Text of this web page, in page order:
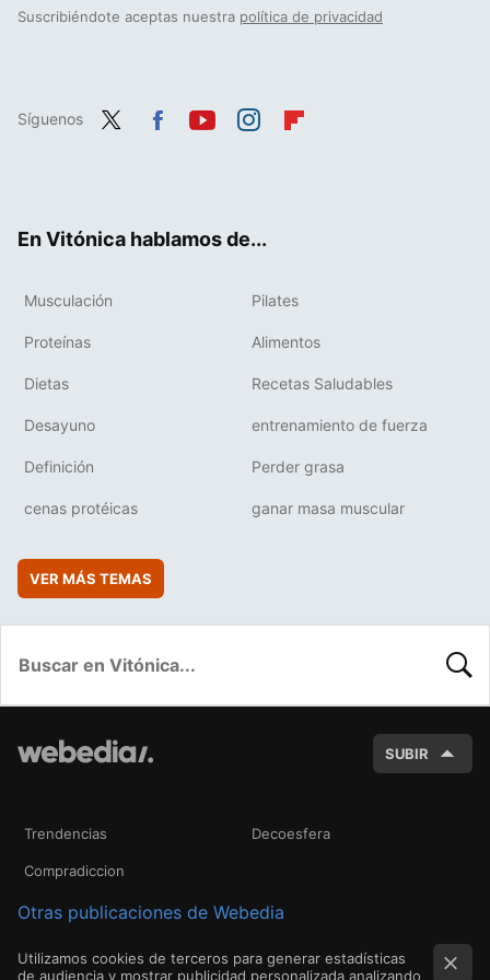
Suscribiéndote aceptas nuestra política de privacidad
Síguenos
En Vitónica hablamos de...
Musculación Pilates
Proteínas Alimentos
Dietas Recetas Saludables
Desayuno entrenamiento de fuerza
Definición Perder grasa
cenas protéicas ganar masa muscular
VER MÁS TEMAS
SUBIR
Trendencias Decoesfera
Compradiccion
Otras publicaciones de Webedia
Utilizamos cookies de terceros para generar estadísticas
de audiencia y mostrar publicidad personalizada analizando